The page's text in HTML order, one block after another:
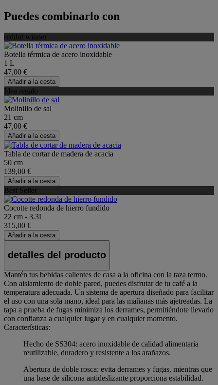
Puedes combinarlo con
reddot winner
Botella térmica de acero inoxidable
1 L
47,00 €
Añadir a la cesta
Idea regalo
Molinillo de sal
21 cm
47,00 €
Añadir a la cesta
Tabla de cortar de madera de acacia
50 cm
139,00 €
Añadir a la cesta
Best Seller
Cocotte redonda de hierro fundido
22 cm - 3.3L
315,00 €
Añadir a la cesta
detalles del producto
Mantén tus bebidas calientes de casa a la oficina con la taza termo.
Con aislamiento de doble pared, puedes disfrutar de tu café a la
temperatura adecuada. Un sistema de apertura diseñado para facilitar
el uso con una sola mano, ideal para las mañanas más ajetreadas. La
tapa a prueba de fugas minimiza los derrames, permitiéndote llevarlo
con confianza a cualquier lugar y en cualquier momento.
Características:
Hecho de SS304: acero inoxidable de calidad alimentaria
reutilizable, duradero y resistente a los arañazos.
Abertura de doble rosca: evita derrames y fugas, mientras que
una base de silicona antideslizante proporciona estabilidad.